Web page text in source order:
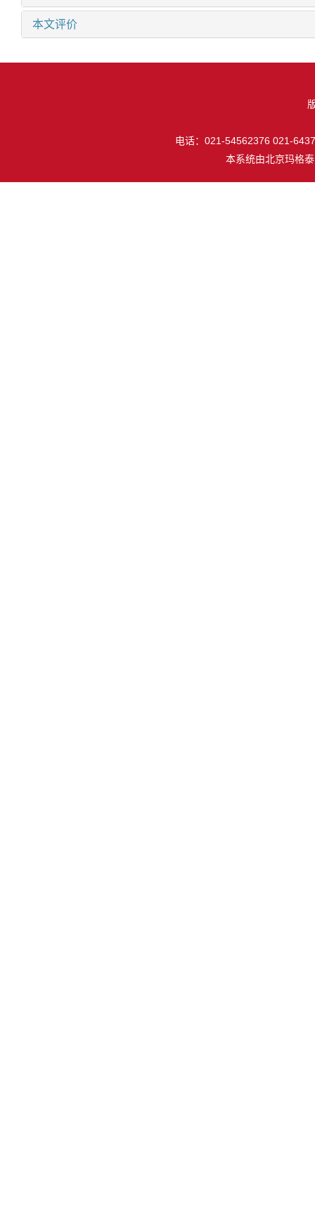
本文评价
电话：021-54562376 021-
本系统由北京玛格